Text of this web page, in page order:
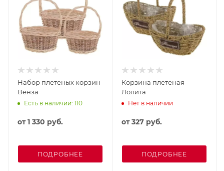
Набор плетеных корзин
Венза
Есть в наличии: 110
от1 330 руб.
ПОДРОБНЕЕ
Корзина плетеная
Лолита
Нет в наличии
от327 руб.
ПОДРОБНЕЕ